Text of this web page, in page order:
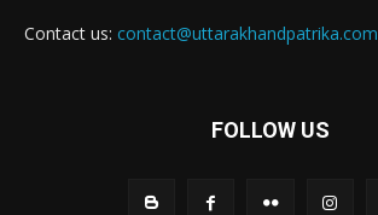
Contact us: contact@uttarakhandpatrika.com
FOLLOW US